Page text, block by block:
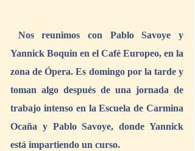
Yannick Boquin en el Café Europeo, en la
zona de Ópera. Es domingo por la tarde y
toman algo después de una jornada de
trabajo intenso en la Escuela de Carmina
Ocaña y Pablo Savoye, donde Yannick
está impartiendo un curso.